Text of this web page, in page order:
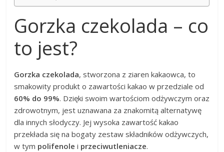
Gorzka czekolada – co
to jest?
Gorzka czekolada, stworzona z ziaren kakaowca, to
smakowity produkt o zawartości kakao w przedziale od
60% do 99%. Dzięki swoim wartościom odżywczym oraz
zdrowotnym, jest uznawana za znakomitą alternatywę
dla innych słodyczy. Jej wysoka zawartość kakao
przekłada się na bogaty zestaw składników odżywczych,
w tym polifenole i przeciwutleniacze.